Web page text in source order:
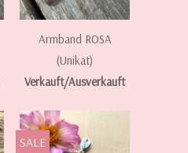
Armband ROSA
(Unikat)
Verkauft/Ausverkauft
SALE